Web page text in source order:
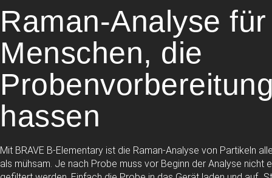
Raman-Analyse für
Menschen, die
hassen
Mit BRAVE B-Elementary ist die Raman-Analyse von Partikeln
als mühsam. Je nach Probe muss vor Beginn der Analyse nicht